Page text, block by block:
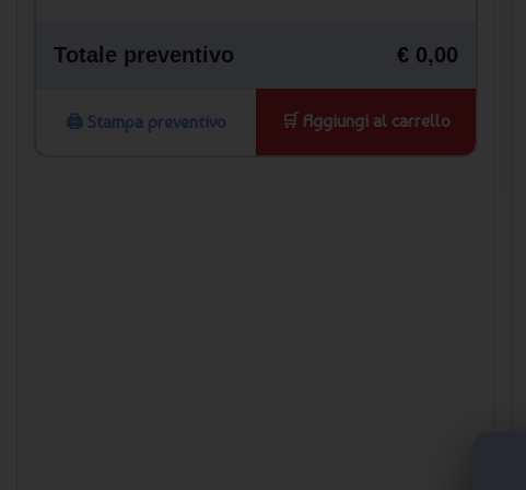
Totale preventivo € 0,00
🖨️ Stampa preventivo 🛒 Aggiungi al carrello